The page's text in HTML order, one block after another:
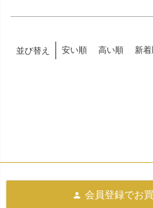
並び替え 安い順 高い順 新
会員登録でお